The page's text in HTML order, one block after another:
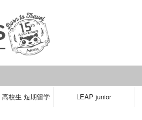
高校生 短期留学 LEAP junior